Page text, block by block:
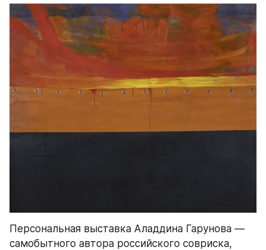
Персональная выставка Аладдина Гарунова —
самобытного автора российского совриска,